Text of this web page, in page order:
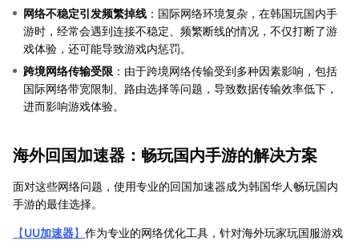
网络不稳定引发频繁掉线 ：国际网络环境复杂，在韩国玩国内手
游时，经常会遇到连接不稳定、频繁断线的情况，不仅打断了游
戏体验，还可能导致游戏内惩罚。
跨境网络传输受限 ：由于跨境网络传输受到多种因素影响，包括
国际网络带宽限制、路由选择等问题，导致数据传输效率低下，
进而影响游戏体验。
海外回国加速器：畅玩国内手游的解决方案
面对这些网络问题，使用专业的回国加速器成为韩国华人畅玩国内
手游的最佳选择。
【UU加速器】 作为专业的网络优化工具，针对海外玩家玩国服游戏